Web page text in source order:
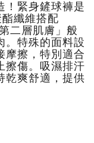
！緊身鏟球褲是
纖維搭配
二層肌膚」般
。特殊的面料設
摩擦，特別適合
擦傷。吸濕排汗
乾爽舒適，提供